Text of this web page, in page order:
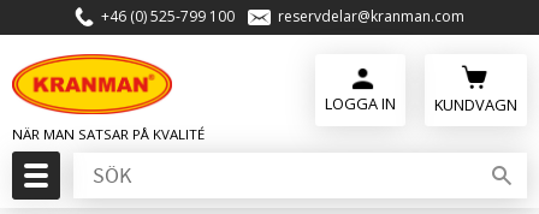
Meny
+46 (0) 525-799 100 reservdelar@kranman.com
KUNDVAGN